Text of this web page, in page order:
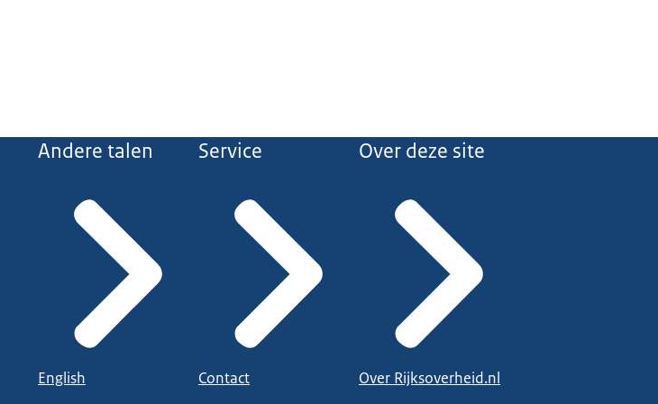
Andere talen
English
Service
Contact
Over deze site
Over Rijksoverheid.nl